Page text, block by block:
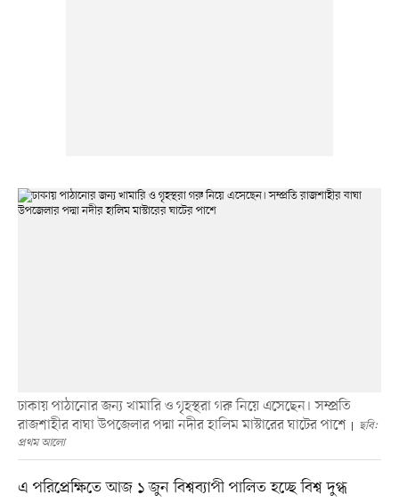
ঢাকায় পাঠানোর জন্য খামারি ও গৃহস্থরা গরু নিয়ে এসেছেন। সম্প্রতি
রাজশাহীর বাঘা উপজেলার পদ্মা নদীর হালিম মাস্টারের ঘাটের পাশে
ছবি:
প্রথম আলো
এ পরিপ্রেক্ষিতে আজ ১ জুন বিশ্বব্যাপী পালিত হচ্ছে বিশ্ব দুগ্ধ